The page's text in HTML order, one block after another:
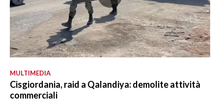
MULTIMEDIA
Cisgiordania, raid a Qalandiya: demolite attività
commerciali